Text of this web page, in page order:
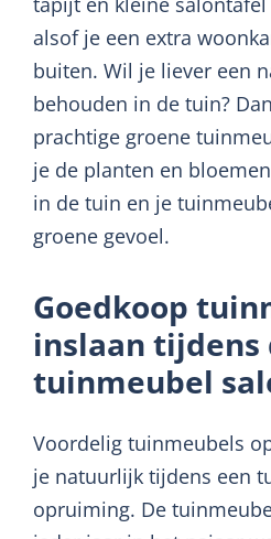
alsof je een extra
buiten. Wil je liever een
behouden in de tuin?
prachtige groene
je de planten en
in de tuin en je
groene gevoel.
Goedkoop
inslaan tijdens
tuinmeubel
Voordelig tuinmeubels
je natuurlijk tijdens een
opruiming. De